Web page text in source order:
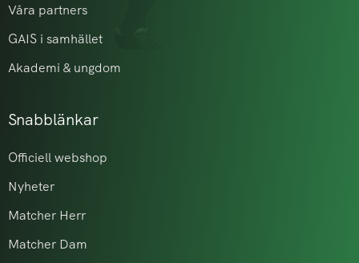
Våra partners
GAIS i samhället
Akademi & ungdom
Snabblänkar
Officiell webshop
Nyheter
Matcher Herr
Matcher Dam